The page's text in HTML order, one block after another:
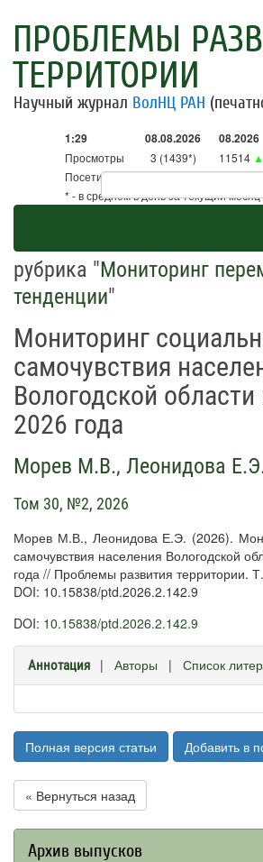
ПРОБЛЕМЫ
ТЕРРИТОРИИ
Научный журнал ВолНЦ РАН
1:29 08.08.2026 08.2026
Просмотры 3 (1439*) 11514
Посетители
3 (1413*) 11302▲
* - в среднем в день за текущий месяц
рубрика "Мониторинг
тенденции"
Мониторинг
самочувствия
Вологодской
2026 года
Морев М.В., Леонидова
Том 30, №2, 2026
Морев М.В., Леонидова Е.Э. (2026).
самочувствия населения Вологодской
года // Проблемы развития территории.
DOI: 10.15838/ptd.2026.2.142.9
DOI: 10.15838/ptd.2026.2.142.9
Аннотация | Авторы | Список
Полная версия статьи Добавить в
« Вернуться назад
Архив выпусков